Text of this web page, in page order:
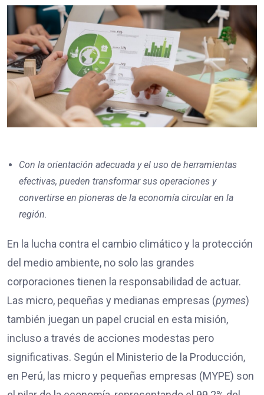
Con la orientación adecuada y el uso de herramientas
efectivas, pueden transformar sus operaciones y
convertirse en pioneras de la economía circular en la
región.
En la lucha contra el cambio climático y la protección
del medio ambiente, no solo las grandes
corporaciones tienen la responsabilidad de actuar.
Las micro, pequeñas y medianas empresas (pymes)
también juegan un papel crucial en esta misión,
incluso a través de acciones modestas pero
significativas. Según el Ministerio de la Producción,
en Perú, las micro y pequeñas empresas (MYPE) son